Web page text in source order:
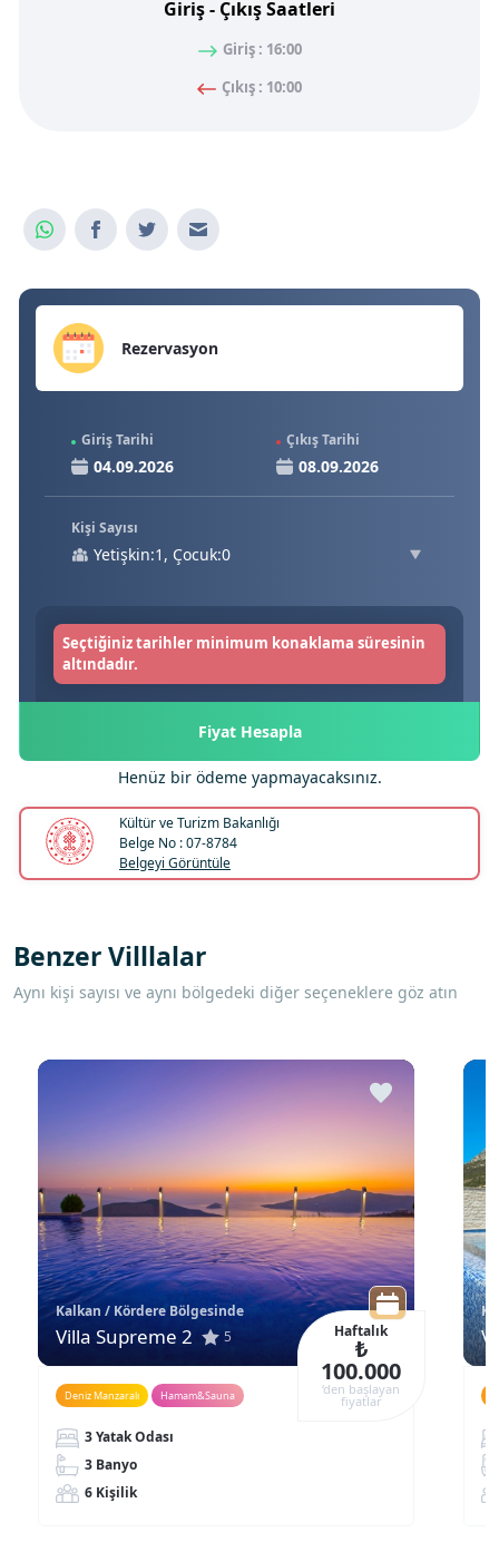
Giriş - Çıkış Saatleri
Giriş : 16:00
Çıkış : 10:00
Rezervasyon
Giriş Tarihi Çıkış Tarihi
Kişi Sayısı
Yetişkin:1, Çocuk:0
Seçtiğiniz tarihler minimum konaklama süresinin
altındadır.
Fiyat Hesapla
Henüz bir ödeme yapmayacaksınız.
Kültür ve Turizm Bakanlığı
Belge No : 07-8784
Belgeyi Görüntüle
Benzer Villlalar
Aynı kişi sayısı ve aynı bölgedeki diğer seçeneklere göz atın
Kalkan / Kördere Bölgesinde
Villa Supreme 2 5 Haftalık
₺
100.000
‘den başlayan
fiyatlar
Deniz Manzaralı Hamam&Sauna
3 Yatak Odası
3 Banyo
6 Kişilik